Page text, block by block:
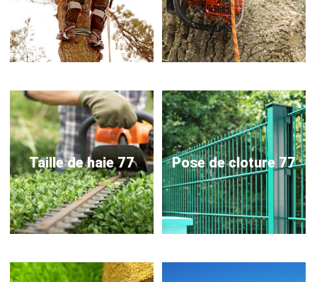
Taille de haie 77 Pose de cloture 77